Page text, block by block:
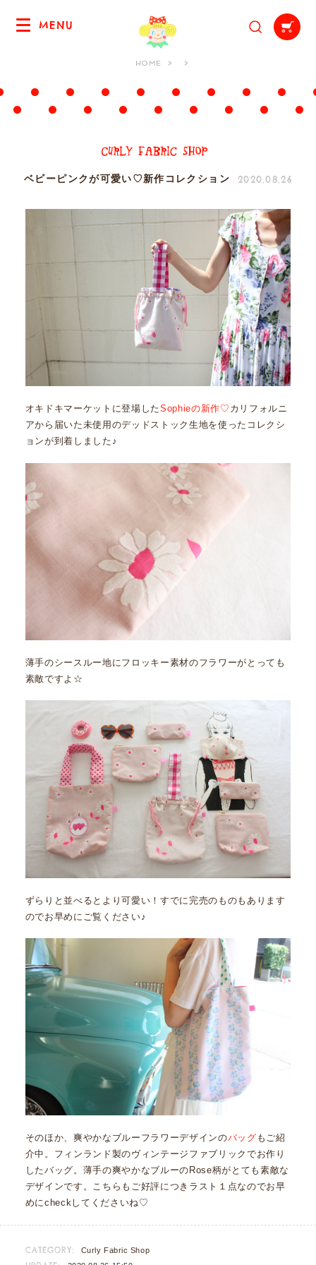
MENU
HOME
ベビーピンクが可愛い♡新作コレクション 2020.08.26
オキドキマーケットに登場したSophieの新作♡ カリフォルニ
アから届いた未使用のデッドストック生地を使ったコレクシ
ョンが到着しました♪
薄手のシースルー地にフロッキー素材のフラワーがとっても
素敵ですよ☆
ずらりと並べるとより可愛い！すでに完売のものもあります
のでお早めにご覧ください♪
そのほか、爽やかなブルーフラワーデザインのバッグ もご紹
介中。フィンランド製のヴィンテージファブリックでお作り
したバッグ。薄手の爽やかなブルーのRose柄がとても素敵な
デザインです。こちらもご好評につきラスト１点なのでお早
めにcheckしてくださいね♡
CATEGORY: Curly Fabric Shop